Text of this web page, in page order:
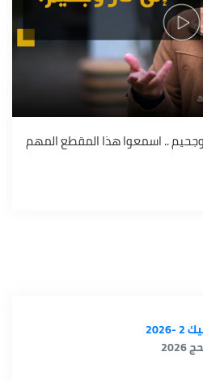
وجحيم .. اسمعوا هذا المقطع المهم